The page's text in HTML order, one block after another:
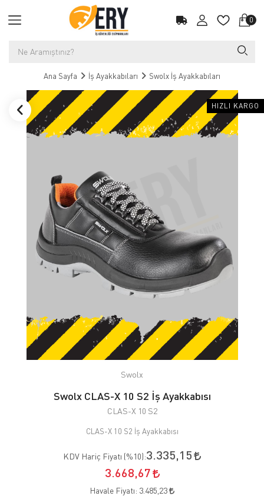
0
Ana Sayfa İş Ayakkabıları Swolx İş Ayakkabıları
HIZLI KARGO
Swolx
Swolx CLAS-X 10 S2 İş Ayakkabısı
CLAS-X 10 S2
CLAS-X 10 S2 İş Ayakkabısı
KDV Hariç Fiyatı (%10):3.335,15
3.668,67
Havale Fiyatı: 3.485,23